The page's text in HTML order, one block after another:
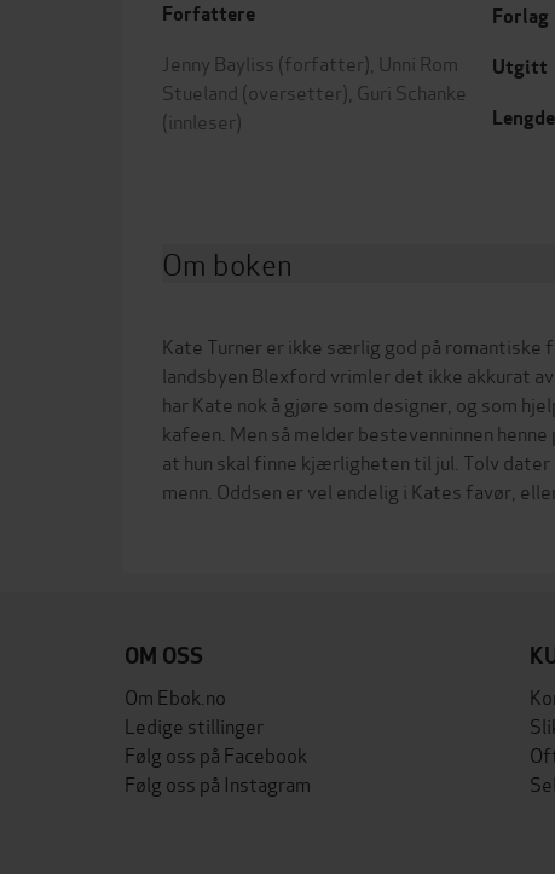
Forfattere
Jenny Bayliss (forfatter), Unni Rom
Stueland (oversetter), Guri Schanke
(innleser)
Forlag
Utgitt
Lengde
Om boken
Kate Turner er ikke særlig god på romantiske
landsbyen Blexford vrimler det ikke akkurat
har Kate nok å gjøre som designer, og som
kafeen. Men så melder bestevenninnen
at hun skal finne kjærligheten til jul. Tolv
menn. Oddsen er vel endelig i Kates favør,
OM OSS
Om Ebok.no
Ledige stillinger
Følg oss på Facebook
Følg oss på Instagram